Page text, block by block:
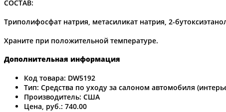
СОСТАВ:
Триполифосфат натрия, метасиликат натрия, 2-
Храните при положительной температуре.
Дополнительная информация
Код товара: DW5192
Тип: Средства по уходу за салоном автомобиля
Производитель: США
Цена, руб.: 740.00